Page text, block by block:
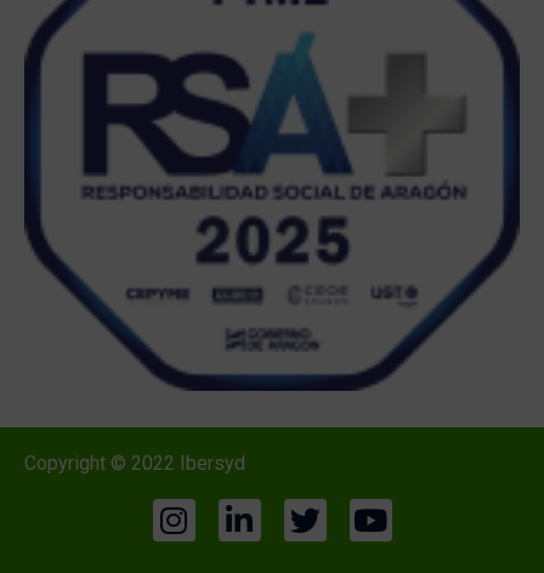
Copyright © 2022 Ibersyd
I
n
L
i
T
w
Y
o